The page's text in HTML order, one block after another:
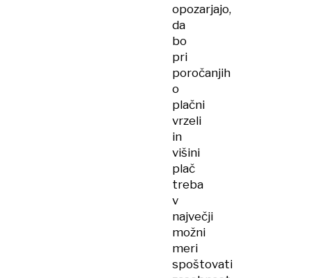
opozarjajo,
da
bo
pri
poročanjih
o
plačni
vrzeli
in
višini
plač
treba
v
največji
možni
meri
spoštovati